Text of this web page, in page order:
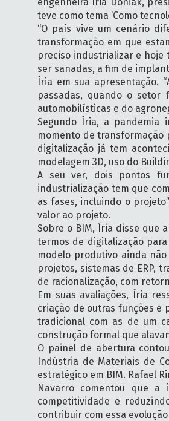
teve como tema ‘Como
“O país vive um cenário
transformação em que
preciso industrializar e hoje
ser sanadas, a fim de
Íria em sua apresentação.
passadas, quando o setor
automobilísticas e do
Segundo Íria, a pandemia
momento de transformação
digitalização já tem
modelagem 3D, uso do
A seu ver, dois pontos
industrialização tem que
as fases, incluindo o
valor ao projeto.
Sobre o BIM, Íria disse que
termos de digitalização
modelo produtivo ainda
projetos, sistemas de ERP,
de racionalização, com
Em suas avaliações, Íria
criação de outras funções e
tradicional com as de um
construção formal que
O painel de abertura
Indústria de Materiais de
estratégico em BIM. Rafael
Navarro comentou que
competitividade e
contribuir com essa